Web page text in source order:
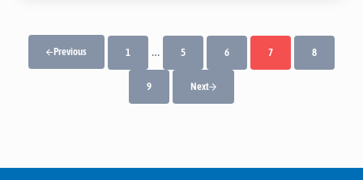
Previous Sida
1 Interimistiska sidor utelämnas
… Sida
5 Sida
6 Sida
7 Sida
8
Sida
9 Next